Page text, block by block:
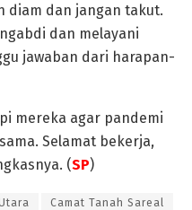
diam dan jangan takut.
dan melayani
jawaban dari harapan-
mereka agar pandemi
Selamat bekerja,
(SP)
Camat Tanah Sareal